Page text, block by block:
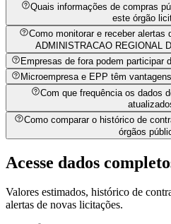
Quais informações de compras
este órgão
Como monitorar e receber alertas
ADMINISTRACAO REGIONAL
Empresas de fora podem participar
Microempresa e EPP têm
Com que frequência os dados
Como comparar o histórico de
órgãos
Acesse dados
Valores estimados, histórico de
alertas de novas licitações.